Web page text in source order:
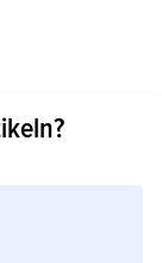
500 m